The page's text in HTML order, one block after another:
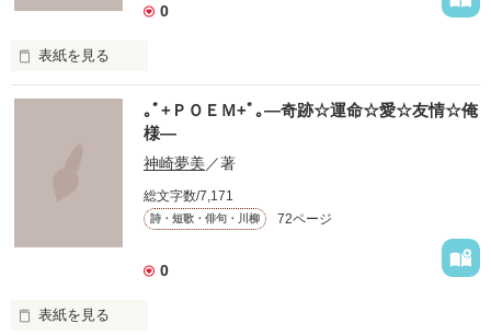
0
表紙を見る
このせかいにいる
たくさんのきみへ
たくさんの気持ちと思い出を､､､
がいします。
｡ﾟ+ＰＯＥＭ+ﾟ｡―奇跡☆運命☆愛☆友情☆俺
様―
神崎夢美 ／著
総文字数/7,171
詩・短歌・俳句・川柳 72ページ
0
表紙を見る